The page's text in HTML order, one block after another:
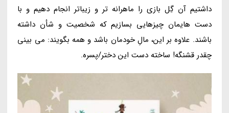
داشتیم آن گِل بازی را ماهرانه تر و زیباتر انجام دهیم و با
دست هایمان چیزهایی بسازیم که شخصیت و شأن داشته
باشند. علاوه بر این، مالِ خودمان باشد و همه بگویند: می بینی
چقدر قشنگه! ساخته دست این دختر/پسره.